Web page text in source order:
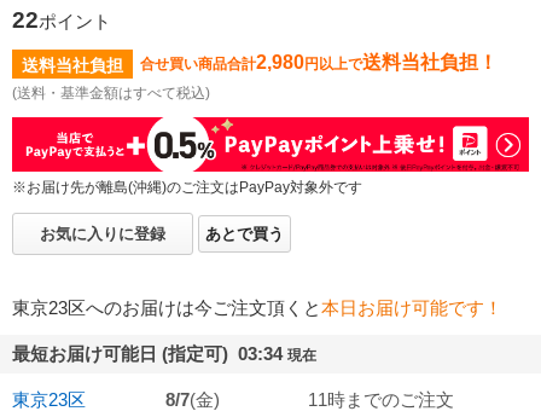
22ポイント
送料当社負担 合せ買い商品合計2,980円以上で送料当社負担！
(送料・基準金額はすべて税込)
※お届け先が離島(沖縄)のご注文はPayPay対象外です
お気に入りに登録 あとで買う
東京23区へのお届けは今ご注文頂くと本日お届け可能です！
最短お届け可能日 (指定可) 03:34 現在
東京23区 8/7(金)
11時までのご注文